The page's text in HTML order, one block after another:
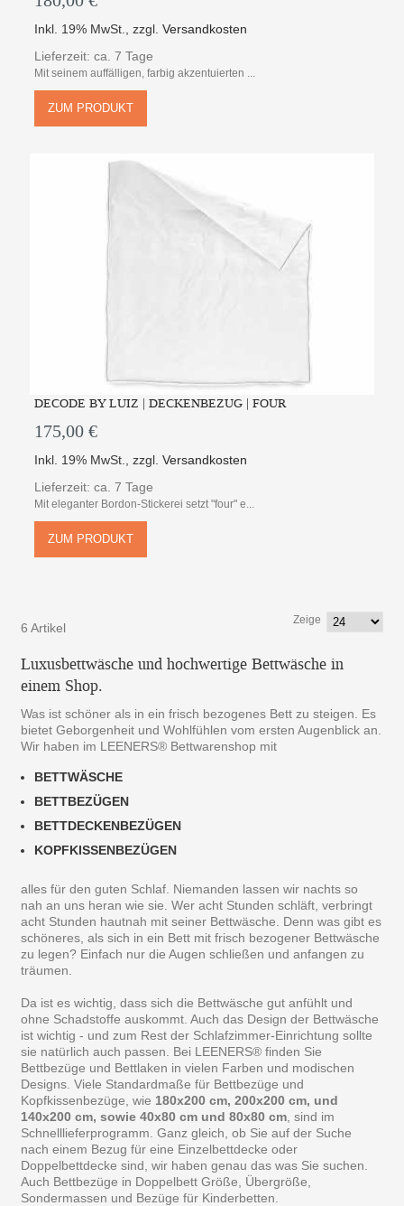
Inkl. 19% MwSt. ,zzgl.Versandkosten
Lieferzeit: ca. 7 Tage
Mit seinem auffälligen, farbig akzentuierten ...
ZUM PRODUKT
DECODE BY LUIZ | DECKENBEZUG | FOUR
175,00 €
Inkl. 19% MwSt. ,zzgl.Versandkosten
Lieferzeit: ca. 7 Tage
Mit eleganter Bordon-Stickerei setzt "four" e...
ZUM PRODUKT
6 Artikel
Zeige
Luxusbettwäsche und hochwertige Bettwäsche in
einem Shop.
Was ist schöner als in ein frisch bezogenes Bett zu steigen. Es
bietet Geborgenheit und Wohlfühlen vom ersten Augenblick an.
Wir haben im LEENERS® Bettwarenshop mit
BETTWÄSCHE
BETTBEZÜGEN
BETTDECKENBEZÜGEN
KOPFKISSENBEZÜGEN
alles für den guten Schlaf. Niemanden lassen wir nachts so
nah an uns heran wie sie. Wer acht Stunden schläft, verbringt
acht Stunden hautnah mit seiner Bettwäsche. Denn was gibt es
schöneres, als sich in ein Bett mit frisch bezogener Bettwäsche
zu legen? Einfach nur die Augen schließen und anfangen zu
träumen.
Da ist es wichtig, dass sich die Bettwäsche gut anfühlt und
ohne Schadstoffe auskommt. Auch das Design der Bettwäsche
ist wichtig - und zum Rest der Schlafzimmer-Einrichtung sollte
sie natürlich auch passen. Bei LEENERS® finden Sie
Bettbezüge und Bettlaken in vielen Farben und modischen
Designs. Viele Standardmaße für Bettbezüge und
Kopfkissenbezüge, wie 180x200 cm, 200x200 cm, und
140x200 cm, sowie 40x80 cm und 80x80 cm , sind im
Schnelllieferprogramm. Ganz gleich, ob Sie auf der Suche
nach einem Bezug für eine Einzelbettdecke oder
Doppelbettdecke sind, wir haben genau das was Sie suchen.
Auch Bettbezüge in Doppelbett Größe, Übergröße,
Sondermassen und Bezüge für Kinderbetten.